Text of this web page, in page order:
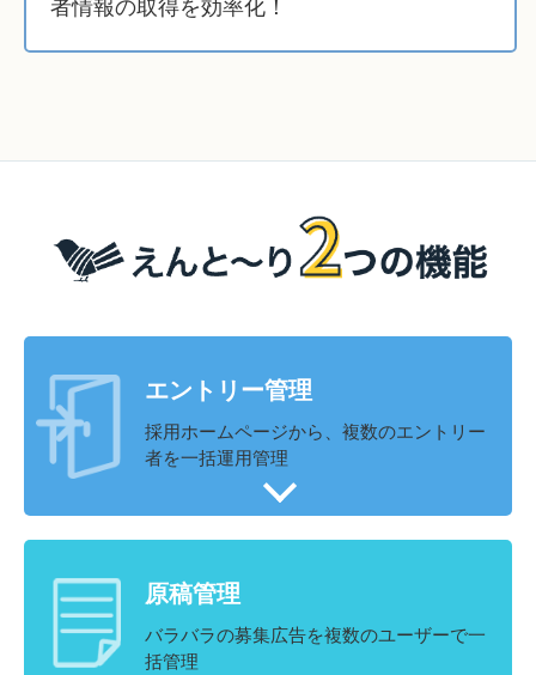
者情報の取得を効率化！
エントリー管理
採用ホームページから、複数のエントリー
者を一括運用管理
原稿管理
バラバラの募集広告を複数のユーザーで一
括管理